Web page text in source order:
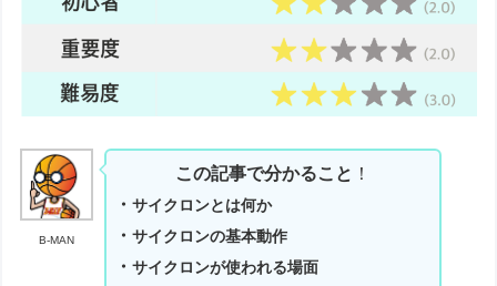
B-MAN
この記事で分かること ！
・サイクロンとは何か
・サイクロンの基本動作
・サイクロンが使われる場面